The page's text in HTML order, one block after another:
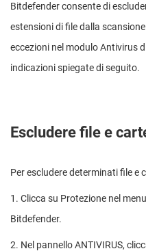
Bitdefender consente di
estensioni di file dalla
eccezioni nel modulo Antivirus
indicazioni spiegate di seguito.
Escludere file e
Per escludere determinati file e
1. Clicca su Protezione nel
Bitdefender.
2. Nel pannello ANTIVIRUS,